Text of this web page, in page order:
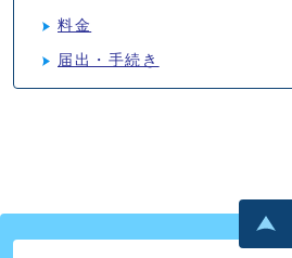
料金
届出・手続き